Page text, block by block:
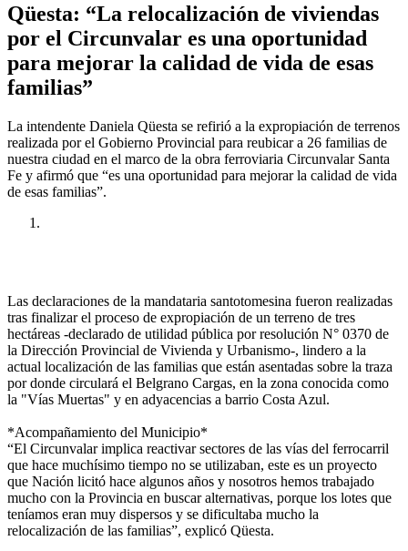
Qüesta: “La relocalización de viviendas
por el Circunvalar es una oportunidad
para mejorar la calidad de vida de esas
familias”
La intendente Daniela Qüesta se refirió a la expropiación de terrenos
realizada por el Gobierno Provincial para reubicar a 26 familias de
nuestra ciudad en el marco de la obra ferroviaria Circunvalar Santa
Fe y afirmó que “es una oportunidad para mejorar la calidad de vida
de esas familias”.
Las declaraciones de la mandataria santotomesina fueron realizadas
tras finalizar el proceso de expropiación de un terreno de tres
hectáreas -declarado de utilidad pública por resolución N° 0370 de
la Dirección Provincial de Vivienda y Urbanismo-, lindero a la
actual localización de las familias que están asentadas sobre la traza
por donde circulará el Belgrano Cargas, en la zona conocida como
la "Vías Muertas" y en adyacencias a barrio Costa Azul.
*Acompañamiento del Municipio*
“El Circunvalar implica reactivar sectores de las vías del ferrocarril
que hace muchísimo tiempo no se utilizaban, este es un proyecto
que Nación licitó hace algunos años y nosotros hemos trabajado
mucho con la Provincia en buscar alternativas, porque los lotes que
teníamos eran muy dispersos y se dificultaba mucho la
relocalización de las familias”, explicó Qüesta.